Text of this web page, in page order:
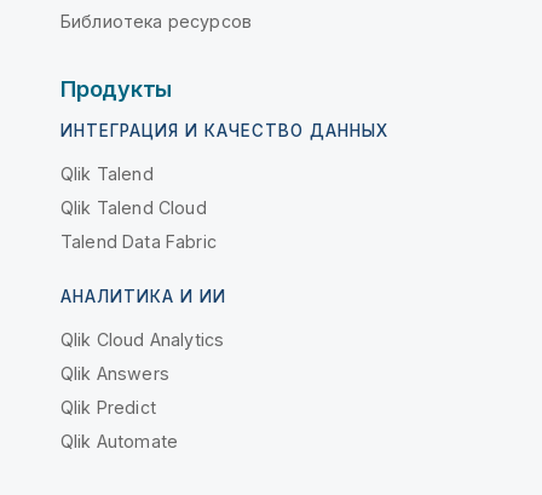
Библиотека ресурсов
Продукты
ИНТЕГРАЦИЯ И КАЧЕСТВО ДАННЫХ
Qlik Talend
Qlik Talend Cloud
Talend Data Fabric
АНАЛИТИКА И ИИ
Qlik Cloud Analytics
Qlik Answers
Qlik Predict
Qlik Automate